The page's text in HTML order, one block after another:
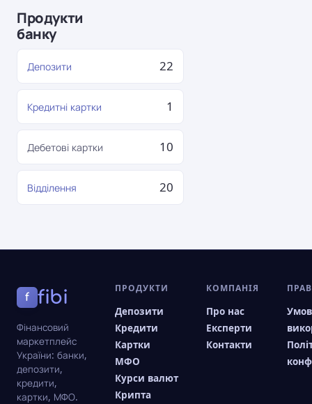
Продукти
банку
Депозити 22
Кредитні картки 1
Дебетові картки 10
Відділення 20
f fibi
Фінансовий
маркетплейс
України: банки,
депозити,
кредити,
картки, МФО.
ПРОДУКТИ
Депозити
Кредити
Картки
МФО
Курси валют
Крипта
КОМПАНІЯ
Про нас
Експерти
Контакти